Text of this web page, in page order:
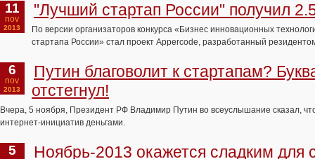
11
nov
2013
"Лучший стартап России" получил
По версии организаторов конкурса «Бизнес инновационных
стартапа России» стал проект Appercode, разработанный
6
nov
2013
Путин благоволит к стартапам?
отстегнул!
Вчера, 5 ноября, Президент РФ Владимир Путин во всеуслышание сказал,
интернет-инициатив деньгами.
5 Ноябрь-2013 окажется сладким для